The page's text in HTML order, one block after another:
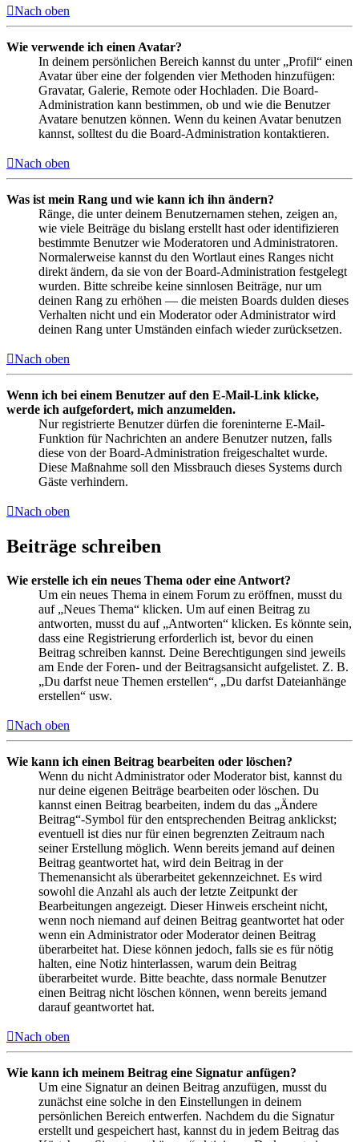
Nach oben
Wie verwende ich einen Avatar?
In deinem persönlichen Bereich kannst du unter „Profil“ einen
Avatar über eine der folgenden vier Methoden hinzufügen:
Gravatar, Galerie, Remote oder Hochladen. Die Board-
Administration kann bestimmen, ob und wie die Benutzer
Avatare benutzen können. Wenn du keinen Avatar benutzen
kannst, solltest du die Board-Administration kontaktieren.
Nach oben
Was ist mein Rang und wie kann ich ihn ändern?
Ränge, die unter deinem Benutzernamen stehen, zeigen an,
wie viele Beiträge du bislang erstellt hast oder identifizieren
bestimmte Benutzer wie Moderatoren und Administratoren.
Normalerweise kannst du den Wortlaut eines Ranges nicht
direkt ändern, da sie von der Board-Administration festgelegt
wurden. Bitte schreibe keine sinnlosen Beiträge, nur um
deinen Rang zu erhöhen — die meisten Boards dulden dieses
Verhalten nicht und ein Moderator oder Administrator wird
deinen Rang unter Umständen einfach wieder zurücksetzen.
Nach oben
Wenn ich bei einem Benutzer auf den E-Mail-Link klicke,
werde ich aufgefordert, mich anzumelden.
Nur registrierte Benutzer dürfen die foreninterne E-Mail-
Funktion für Nachrichten an andere Benutzer nutzen, falls
diese von der Board-Administration freigeschaltet wurde.
Diese Maßnahme soll den Missbrauch dieses Systems durch
Gäste verhindern.
Nach oben
Beiträge schreiben
Wie erstelle ich ein neues Thema oder eine Antwort?
Um ein neues Thema in einem Forum zu eröffnen, musst du
auf „Neues Thema“ klicken. Um auf einen Beitrag zu
antworten, musst du auf „Antworten“ klicken. Es könnte sein,
dass eine Registrierung erforderlich ist, bevor du einen
Beitrag schreiben kannst. Deine Berechtigungen sind jeweils
am Ende der Foren- und der Beitragsansicht aufgelistet. Z. B.
„Du darfst neue Themen erstellen“, „Du darfst Dateianhänge
erstellen“ usw.
Nach oben
Wie kann ich einen Beitrag bearbeiten oder löschen?
Wenn du nicht Administrator oder Moderator bist, kannst du
nur deine eigenen Beiträge bearbeiten oder löschen. Du
kannst einen Beitrag bearbeiten, indem du das „Ändere
Beitrag“-Symbol für den entsprechenden Beitrag anklickst;
eventuell ist dies nur für einen begrenzten Zeitraum nach
seiner Erstellung möglich. Wenn bereits jemand auf deinen
Beitrag geantwortet hat, wird dein Beitrag in der
Themenansicht als überarbeitet gekennzeichnet. Es wird
sowohl die Anzahl als auch der letzte Zeitpunkt der
Bearbeitungen angezeigt. Dieser Hinweis erscheint nicht,
wenn noch niemand auf deinen Beitrag geantwortet hat oder
wenn ein Administrator oder Moderator deinen Beitrag
überarbeitet hat. Diese können jedoch, falls sie es für nötig
halten, eine Notiz hinterlassen, warum dein Beitrag
überarbeitet wurde. Bitte beachte, dass normale Benutzer
einen Beitrag nicht löschen können, wenn bereits jemand
darauf geantwortet hat.
Nach oben
Wie kann ich meinem Beitrag eine Signatur anfügen?
Um eine Signatur an deinen Beitrag anzufügen, musst du
zunächst eine solche in den Einstellungen in deinem
persönlichen Bereich entwerfen. Nachdem du die Signatur
erstellt und gespeichert hast, kannst du in jedem Beitrag das